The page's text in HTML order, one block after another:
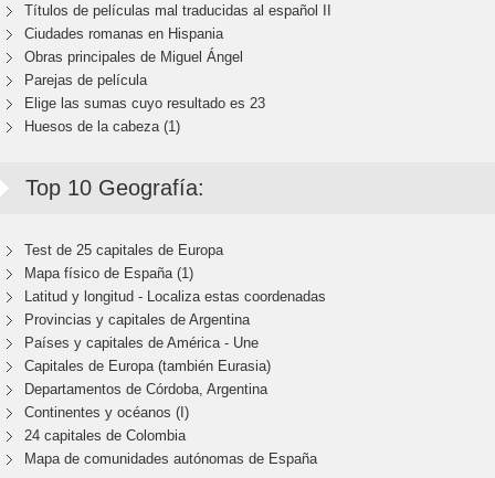
Títulos de películas mal traducidas al español II
Ciudades romanas en Hispania
Obras principales de Miguel Ángel
Parejas de película
Elige las sumas cuyo resultado es 23
Huesos de la cabeza (1)
Top 10 Geografía:
Test de 25 capitales de Europa
Mapa físico de España (1)
Latitud y longitud - Localiza estas coordenadas
Provincias y capitales de Argentina
Países y capitales de América - Une
Capitales de Europa (también Eurasia)
Departamentos de Córdoba, Argentina
Continentes y océanos (I)
24 capitales de Colombia
Mapa de comunidades autónomas de España